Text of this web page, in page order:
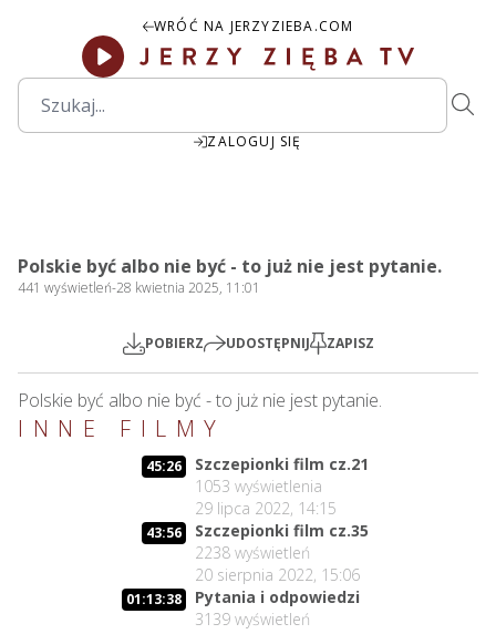
WRÓĆ NA JERZYZIEBA.COM
ZALOGUJ SIĘ
Play
Polskie być albo nie być - to już nie jest pytanie.
441 wyświetleń-28 kwietnia 2025, 11:01
POBIERZ UDOSTĘPNIJ ZAPISZ
Polskie być albo nie być - to już nie jest pytanie.
INNE FILMY
45:26
Szczepionki film cz.21
1053 wyświetlenia
29 lipca 2022, 14:15
43:56
Szczepionki film cz.35
2238 wyświetleń
20 sierpnia 2022, 15:06
01:13:38
Pytania i odpowiedzi
3139 wyświetleń